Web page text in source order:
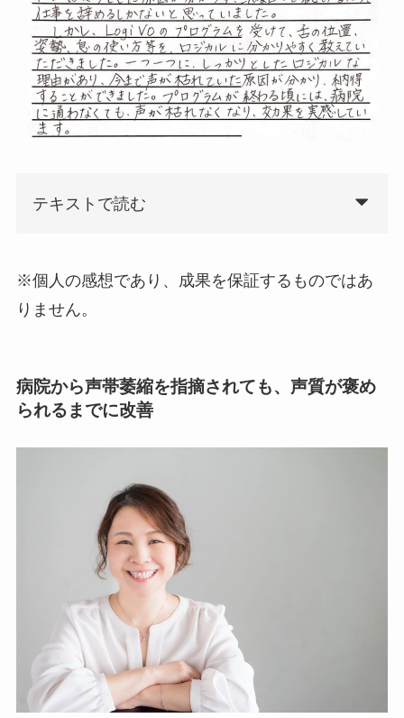
テキストで読む
※個人の感想であり、成果を保証するものではあ
りません。
病院から声帯萎縮を指摘されても、声質が褒め
られるまでに改善